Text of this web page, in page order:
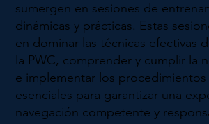
sumergen en sesiones de
dinámicas y prácticas. Estas
en dominar las técnicas efectivas
la PWC, comprender y cumplir la
e implementar los
esenciales para garantizar una
navegación competente y